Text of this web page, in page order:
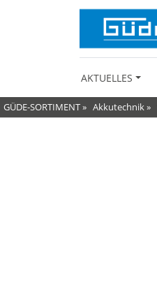
AKTUELLES
GÜDE-SORTIMENT» Akkutechnik»